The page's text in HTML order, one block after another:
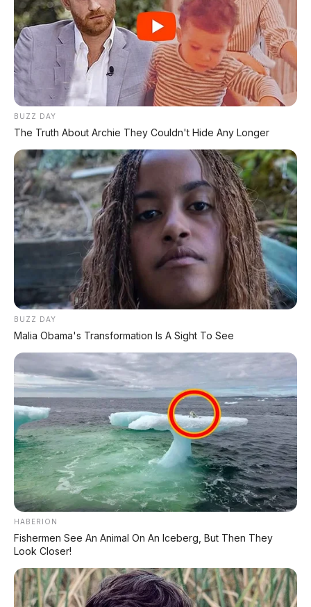
📰 Rekomendasi Artikel Lainnya:
BYD Denza Z Convertible
Supercar 1.000 hp dengan charging 1.500 kW
SUV listrik 650 km dengan kursi pijat &
charging 6 menit
Jetour Freedom 7 Plus
SUV kotak 7-seater dengan Queen's Passenger
📑 Info Lengkap Seputar Otomotif
dari AP Motor:
🔋 Info Mobil Listrik
⚡ Info Motor Listrik
🏍️ Info Motor Honda
🏍️ Info Motor Yamaha
🏍️ Info Motor Suzuki
🏍️ Info Motor Kawasaki
#LeapmotorD99
#MPVListrik
BUZZ DAY
The Truth About Archie They Couldn't Hide Any Longer
BUZZ DAY
Malia Obama's Transformation Is A Sight To See
HABERION
Fishermen See An Animal On An Iceberg, But Then They
Look Closer!